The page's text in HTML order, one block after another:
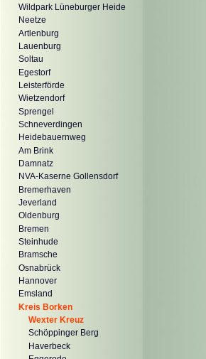
Wildpark Lüneburger Heide
Neetze
Artlenburg
Lauenburg
Soltau
Egestorf
Leisterförde
Wietzendorf
Sprengel
Schneverdingen
Heidebauernweg
Am Brink
Damnatz
NVA-Kaserne Gollensdorf
Bremerhaven
Jeverland
Oldenburg
Bremen
Steinhude
Bramsche
Osnabrück
Hannover
Emsland
Kreis Borken
Wexter Kreuz
Schöppinger Berg
Haverbeck